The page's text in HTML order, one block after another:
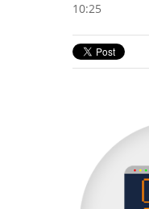
10:25